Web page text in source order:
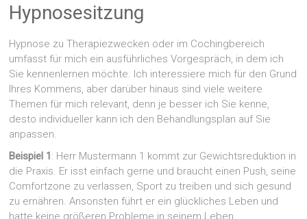
Hypnosesitzung
Hypnose zu Therapiezwecken oder im Cochingbereich
umfasst für mich ein ausführliches Vorgespräch, in dem ich
Sie kennenlernen möchte. Ich interessiere mich für den Grund
Ihres Kommens, aber darüber hinaus sind viele weitere
Themen für mich relevant, denn je besser ich Sie kenne,
desto individueller kann ich den Behandlungsplan auf Sie
anpassen.
Beispiel 1: Herr Mustermann 1 kommt zur Gewichtsreduktion in
die Praxis. Er isst einfach gerne und braucht einen Push, seine
Comfortzone zu verlassen, Sport zu treiben und sich gesund
zu ernähren. Ansonsten führt er ein glückliches Leben und
hatte keine größeren Probleme in seinem Leben.